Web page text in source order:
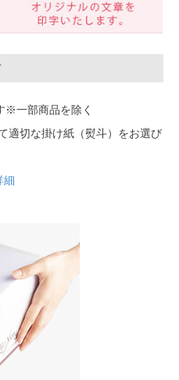
※一部商品を除く
適切な掛け紙（熨斗）をお選び
細